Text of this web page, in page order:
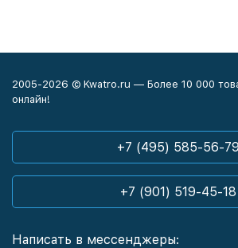
2005-2026 © Kwatro.ru — Более 10 000
онлайн!
+7 (495) 585-56-79
+7 (901) 519-45-18
Написать в мессенджеры: